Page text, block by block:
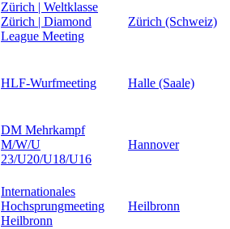
Zürich | Weltklasse
Zürich | Diamond
League Meeting
Zürich (Schweiz)
HLF-Wurfmeeting Halle (Saale)
DM Mehrkampf
M/W/U
23/U20/U18/U16
Hannover
Internationales
Hochsprungmeeting
Heilbronn
Heilbronn